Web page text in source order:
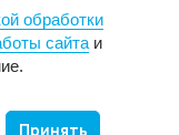
А2 А4.
Неткам
обработки
сайта и
Принять